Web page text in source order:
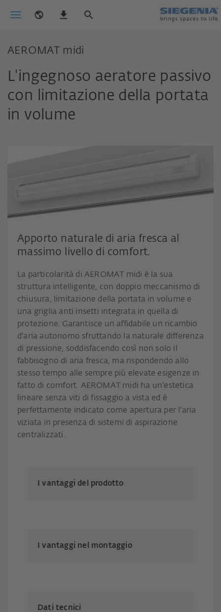
AEROMAT midi
L'ingegnoso aeratore passivo
con limitazione della portata
in volume
Apporto naturale di aria fresca al
massimo livello di comfort.
La particolarità di AEROMAT midi è la sua
struttura intelligente, con doppio meccanismo di
chiusura, limitazione della portata in volume e
una griglia anti insetti integrata in quella di
protezione. Garantisce un affidabile un ricambio
d'aria autonomo sfruttando la naturale differenza
di pressione, soddisfacendo così non solo il
fabbisogno di aria fresca, ma rispondendo allo
stesso tempo alle sempre più elevate esigenze in
fatto di comfort. AEROMAT midi ha un'estetica
lineare senza viti di fissaggio a vista ed è
perfettamente indicato come apertura per l'aria
viziata in presenza di sistemi di aspirazione
centralizzati.
I vantaggi del prodotto
I vantaggi nel montaggio
Dati tecnici